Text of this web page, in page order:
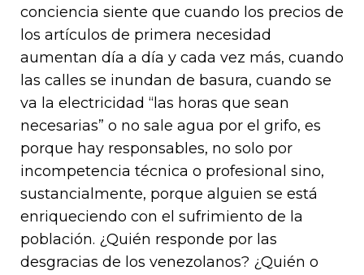
conciencia siente que cuando los precios de
los artículos de primera necesidad
aumentan día a día y cada vez más, cuando
las calles se inundan de basura, cuando se
va la electricidad “las horas que sean
necesarias” o no sale agua por el grifo, es
porque hay responsables, no solo por
incompetencia técnica o profesional sino,
sustancialmente, porque alguien se está
enriqueciendo con el sufrimiento de la
población. ¿Quién responde por las
desgracias de los venezolanos? ¿Quién o